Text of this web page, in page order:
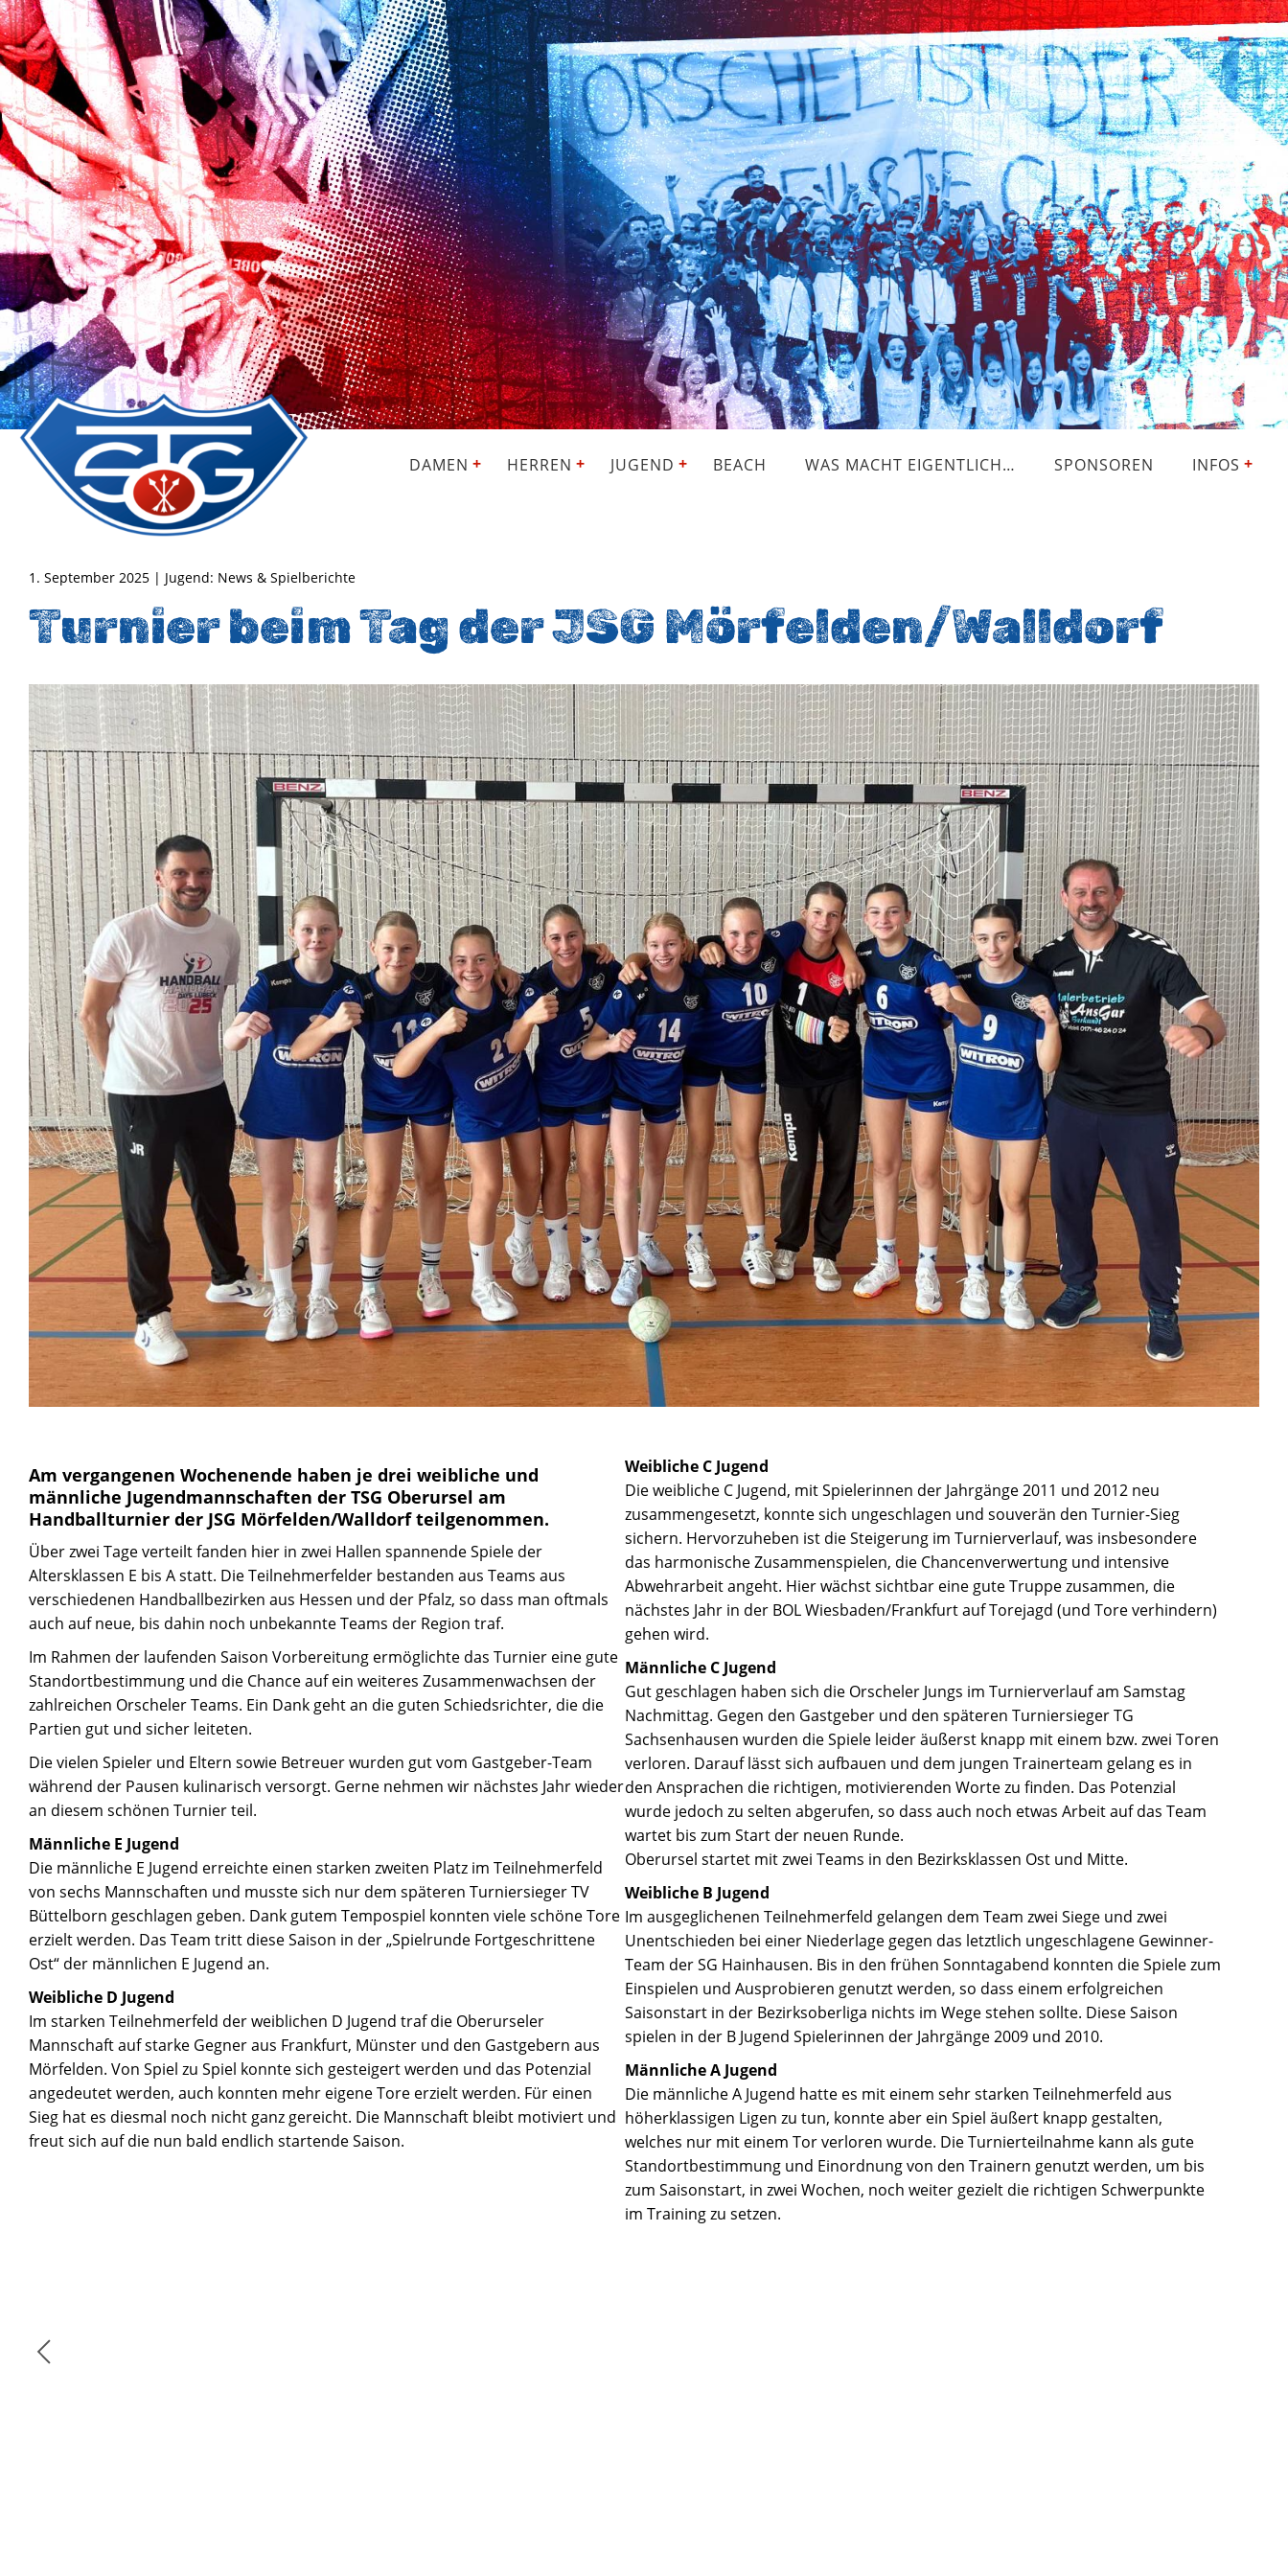
DAMEN HERREN JUGEND BEACH WAS MACHT EIGENTLICH… SPONSOREN INFOS
1. September 2025 | Jugend: News & Spielberichte
Turnier beim Tag der JSG Mörfelden/Walldorf
Am vergangenen Wochenende haben je drei weibliche und
männliche Jugendmannschaften der TSG Oberursel am
Handballturnier der JSG Mörfelden/Walldorf teilgenommen.
Über zwei Tage verteilt fanden hier in zwei Hallen spannende Spiele der
Altersklassen E bis A statt. Die Teilnehmerfelder bestanden aus Teams aus
verschiedenen Handballbezirken aus Hessen und der Pfalz, so dass man oftmals
auch auf neue, bis dahin noch unbekannte Teams der Region traf.
Im Rahmen der laufenden Saison Vorbereitung ermöglichte das Turnier eine gute
Standortbestimmung und die Chance auf ein weiteres Zusammenwachsen der
zahlreichen Orscheler Teams. Ein Dank geht an die guten Schiedsrichter, die die
Partien gut und sicher leiteten.
Die vielen Spieler und Eltern sowie Betreuer wurden gut vom Gastgeber-Team
während der Pausen kulinarisch versorgt. Gerne nehmen wir nächstes Jahr wieder
an diesem schönen Turnier teil.
Männliche E Jugend
Die männliche E Jugend erreichte einen starken zweiten Platz im Teilnehmerfeld
von sechs Mannschaften und musste sich nur dem späteren Turniersieger TV
Büttelborn geschlagen geben. Dank gutem Tempospiel konnten viele schöne Tore
erzielt werden. Das Team tritt diese Saison in der „Spielrunde Fortgeschrittene
Ost“ der männlichen E Jugend an.
Weibliche D Jugend
Im starken Teilnehmerfeld der weiblichen D Jugend traf die Oberurseler
Mannschaft auf starke Gegner aus Frankfurt, Münster und den Gastgebern aus
Mörfelden. Von Spiel zu Spiel konnte sich gesteigert werden und das Potenzial
angedeutet werden, auch konnten mehr eigene Tore erzielt werden. Für einen
Sieg hat es diesmal noch nicht ganz gereicht. Die Mannschaft bleibt motiviert und
freut sich auf die nun bald endlich startende Saison.
Weibliche C Jugend
Die weibliche C Jugend, mit Spielerinnen der Jahrgänge 2011 und 2012 neu
zusammengesetzt, konnte sich ungeschlagen und souverän den Turnier-Sieg
sichern. Hervorzuheben ist die Steigerung im Turnierverlauf, was insbesondere
das harmonische Zusammenspielen, die Chancenverwertung und intensive
Abwehrarbeit angeht. Hier wächst sichtbar eine gute Truppe zusammen, die
nächstes Jahr in der BOL Wiesbaden/Frankfurt auf Torejagd (und Tore verhindern)
gehen wird.
Männliche C Jugend
Gut geschlagen haben sich die Orscheler Jungs im Turnierverlauf am Samstag
Nachmittag. Gegen den Gastgeber und den späteren Turniersieger TG
Sachsenhausen wurden die Spiele leider äußerst knapp mit einem bzw. zwei Toren
verloren. Darauf lässt sich aufbauen und dem jungen Trainerteam gelang es in
den Ansprachen die richtigen, motivierenden Worte zu finden. Das Potenzial
wurde jedoch zu selten abgerufen, so dass auch noch etwas Arbeit auf das Team
wartet bis zum Start der neuen Runde.
Oberursel startet mit zwei Teams in den Bezirksklassen Ost und Mitte.
Weibliche B Jugend
Im ausgeglichenen Teilnehmerfeld gelangen dem Team zwei Siege und zwei
Unentschieden bei einer Niederlage gegen das letztlich ungeschlagene Gewinner-
Team der SG Hainhausen. Bis in den frühen Sonntagabend konnten die Spiele zum
Einspielen und Ausprobieren genutzt werden, so dass einem erfolgreichen
Saisonstart in der Bezirksoberliga nichts im Wege stehen sollte. Diese Saison
spielen in der B Jugend Spielerinnen der Jahrgänge 2009 und 2010.
Männliche A Jugend
Die männliche A Jugend hatte es mit einem sehr starken Teilnehmerfeld aus
höherklassigen Ligen zu tun, konnte aber ein Spiel äußert knapp gestalten,
welches nur mit einem Tor verloren wurde. Die Turnierteilnahme kann als gute
Standortbestimmung und Einordnung von den Trainern genutzt werden, um bis
zum Saisonstart, in zwei Wochen, noch weiter gezielt die richtigen Schwerpunkte
im Training zu setzen.